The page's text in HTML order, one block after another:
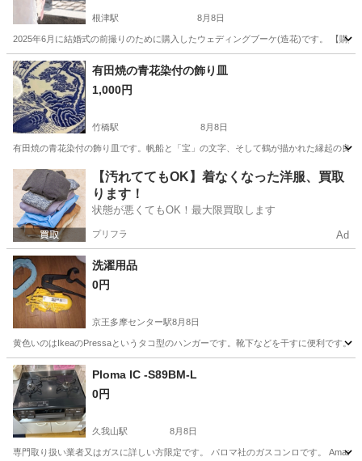
根津駅 8月8日
2025年6月に結婚式の前撮りのために購入したウェディングブーケ(造花)です。 【購
東京 文京区 根津駅 冠婚葬祭
有田焼の青花染付の飾り皿
1,000円
竹橋駅 8月8日
有田焼の青花染付の飾り皿です。帆船と「宝」の文字、そして鶴が描かれた縁起の良
東京 千代田区 竹橋駅 生活雑貨 染付
【汚れててもOK】着なくなった洋服、買取
ります！
状態が悪くてもOK！最大限買取します
プリフラ Ad
洗濯用品
0円
京王多摩センター駅8月8日
黄色いのはIkeaのPressaというタコ型のハンガーです。靴下などを干すに便利です。
東京 多摩市
Ploma IC -S89BM-L
0円
久我山駅 8月8日
専門取り扱い業者又はガスに詳しい方限定です。 パロマ社のガスコンロです。